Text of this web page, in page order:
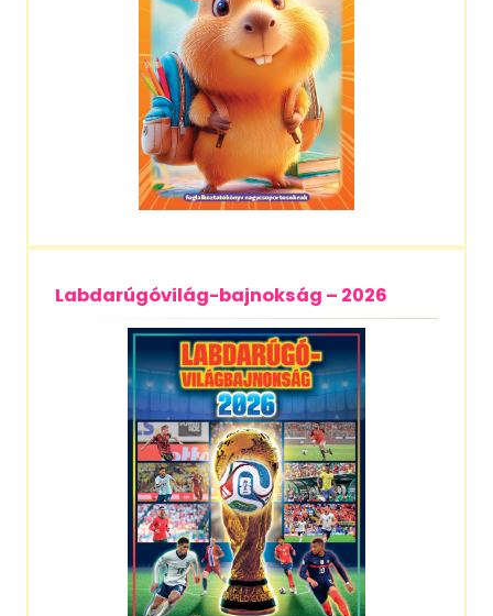
Labdarúgóvilág-bajnokság – 2026